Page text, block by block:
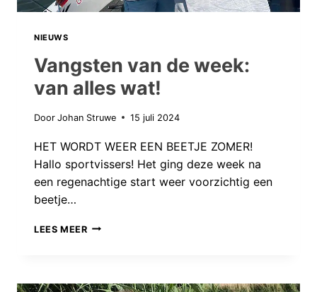
NIEUWS
Vangsten van de week:
van alles wat!
Door Johan Struwe 15 juli 2024
HET WORDT WEER EEN BEETJE ZOMER!
Hallo sportvissers! Het ging deze week na
een regenachtige start weer voorzichtig een
beetje…
LEES MEERVANGSTEN